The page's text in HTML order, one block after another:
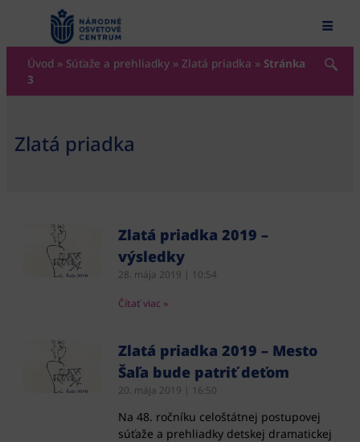
content
Úvod » Súťaže a prehliadky » Zlatá priadka » Stránka
3
Zlatá priadka
Zlatá priadka 2019 –
výsledky
28. mája 2019 10:54
Čítať viac »
Zlatá priadka 2019 – Mesto
Šaľa bude patriť deťom
20. mája 2019 16:50
Na 48. ročníku celoštátnej postupovej
súťaže a prehliadky detskej dramatickej